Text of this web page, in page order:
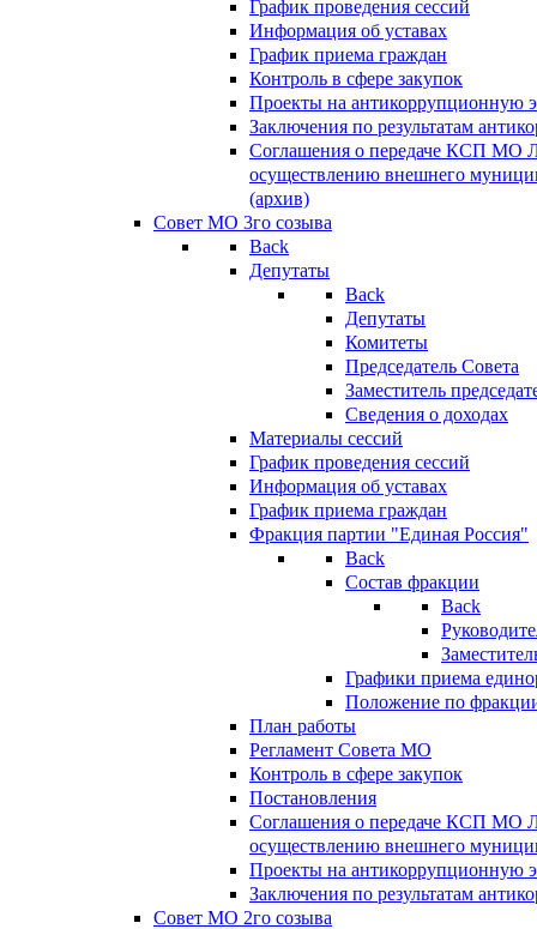
График проведения сессий
Информация об уставах
График приема граждан
Контроль в сфере закупок
Проекты на антикоррупционную
Заключения по результатам
Соглашения о передаче КСП МО
осуществлению внешнего
(архив)
Совет МО 3го созыва
Back
Депутаты
Back
Депутаты
Комитеты
Председатель Совета
Заместитель
Сведения о доходах
Материалы сессий
График проведения сессий
Информация об уставах
График приема граждан
Фракция партии "Единая Россия"
Back
Состав фракции
Back
Графики приема
Положение по
План работы
Регламент Совета МО
Контроль в сфере закупок
Постановления
Соглашения о передаче КСП МО
осуществлению внешнего
Проекты на антикоррупционную
Заключения по результатам
Совет МО 2го созыва